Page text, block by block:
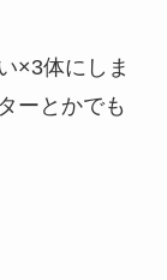
×3体にしま
ーとかでも